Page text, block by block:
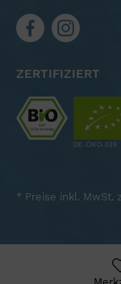
ZERTIFIZIERT
* Preise inkl. MwSt.